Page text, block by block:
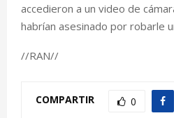
accedieron a un video de
habrían asesinado por robarle
//RAN//
COMPARTIR 0